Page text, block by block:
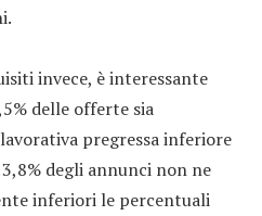
invece, è interessante
delle offerte sia
pregressa inferiore
degli annunci non ne
inferiori le percentuali